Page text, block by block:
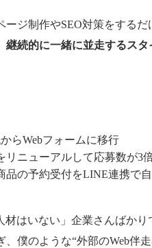
ジ制作やSEO対策をするだ
継続的に一緒に並走するスタ
らWebフォームに移行
ニューアルして応募数が3
品の予約受付をLINE連携で
はいない」企業さんばかり
僕のような“外部のWeb伴